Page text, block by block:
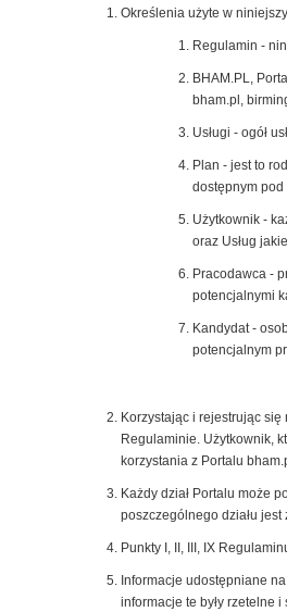
Określenia użyte w
Regulamin -
BHAM.PL,
bham.pl,
Usługi - ogół
Plan - jest to
dostępnym
Użytkownik -
oraz Usług
Pracodawca -
potencjalnymi
Kandydat -
potencjalnym
Korzystając i rejestrując
Regulaminie. Użytkownik,
korzystania z Portalu
Każdy dział Portalu może
poszczególnego działu
Punkty I, II, III, IX
Informacje udostępniane
informacje te były rzetelne